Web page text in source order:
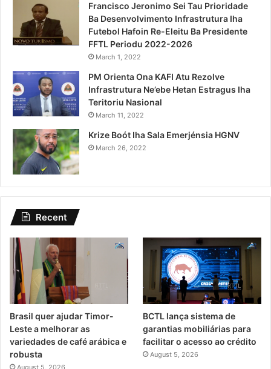
Francisco Jeronimo Sei Tau Prioridade
Ba Desenvolvimento Infrastrutura Iha
Futebol Hafoin Re-Eleitu Ba Presidente
FFTL Periodu 2022-2026
March 1, 2022
PM Orienta Ona KAFI Atu Rezolve
Infrastrutura Ne’ebe Hetan Estragus Iha
Teritoriu Nasional
March 11, 2022
Krize Boót Iha Sala Emerjénsia HGNV
March 26, 2022
Recent
Brasil quer ajudar Timor-
Leste a melhorar as
variedades de café arábica e
robusta
August 5, 2026
BCTL lança sistema de
garantias mobiliárias para
facilitar o acesso ao crédito
August 5, 2026